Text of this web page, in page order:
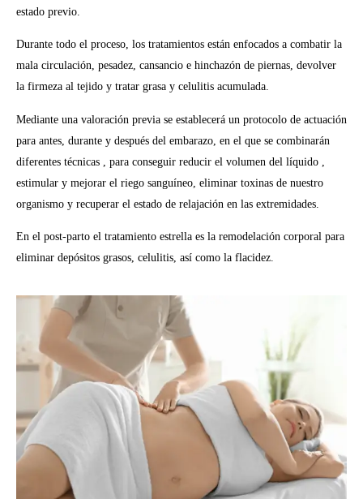
estado previo.
Durante todo el proceso, los tratamientos están enfocados a combatir la
mala circulación, pesadez, cansancio e hinchazón de piernas, devolver
la firmeza al tejido y tratar grasa y celulitis acumulada.
Mediante una valoración previa se establecerá un protocolo de actuación
para antes, durante y después del embarazo, en el que se combinarán
diferentes técnicas , para conseguir reducir el volumen del líquido ,
estimular y mejorar el riego sanguíneo, eliminar toxinas de nuestro
organismo y recuperar el estado de relajación en las extremidades.
En el post-parto el tratamiento estrella es la remodelación corporal para
eliminar depósitos grasos, celulitis, así como la flacidez.